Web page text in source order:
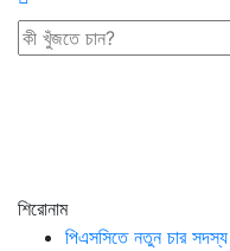
শিরোনাম
পিএসসিতে নতুন চার